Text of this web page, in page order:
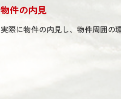
物件の内見
実際に物件の内見し、物件周囲の